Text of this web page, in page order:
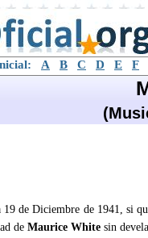
A B C D E F
de Diciembre de 1941, si
de Maurice White sin